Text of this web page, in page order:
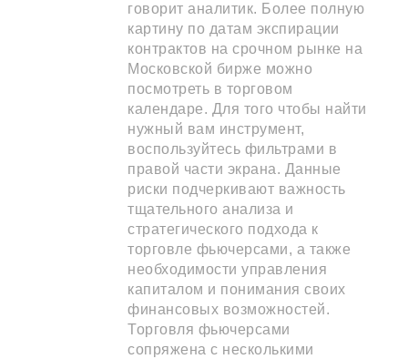
говорит аналитик. Более полную
картину по датам экспирации
контрактов на срочном рынке на
Московской бирже можно
посмотреть в торговом
календаре. Для того чтобы найти
нужный вам инструмент,
воспользуйтесь фильтрами в
правой части экрана. Данные
риски подчеркивают важность
тщательного анализа и
стратегического подхода к
торговле фьючерсами, а также
необходимости управления
капиталом и понимания своих
финансовых возможностей.
Торговля фьючерсами
сопряжена с несколькими